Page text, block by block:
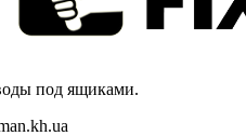
под ящиками.